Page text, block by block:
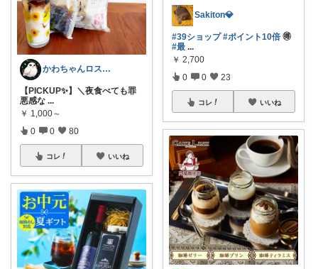
​かわちゃんロス✨️@コラムで綴る紹介
​【PICKUP✨️】＼夜食べても罪
悪感な ...
￥ 1,000～
0 0 80
コレ いいね
Sakiton💎
#39ショップ #ポイント10倍 🉐
#最 ...
￥ 2,700
0 0 23
コレ いいね